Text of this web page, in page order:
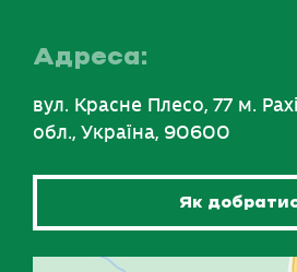
Адреса:
вул. Красне Плесо, 77 м.
обл., Україна, 90600
Як